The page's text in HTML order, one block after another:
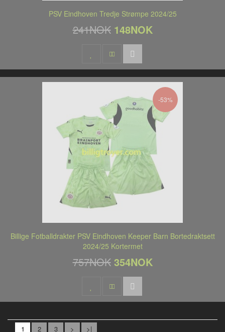
PSV Eindhoven Tredje Strømpe 2024/25
241NOK 148NOK
-53%
Billige Fotballdrakter PSV Eindhoven Keeper Barn Bortedraktsett
2024/25 Kortermet
757NOK 354NOK
1 2 3 > >|